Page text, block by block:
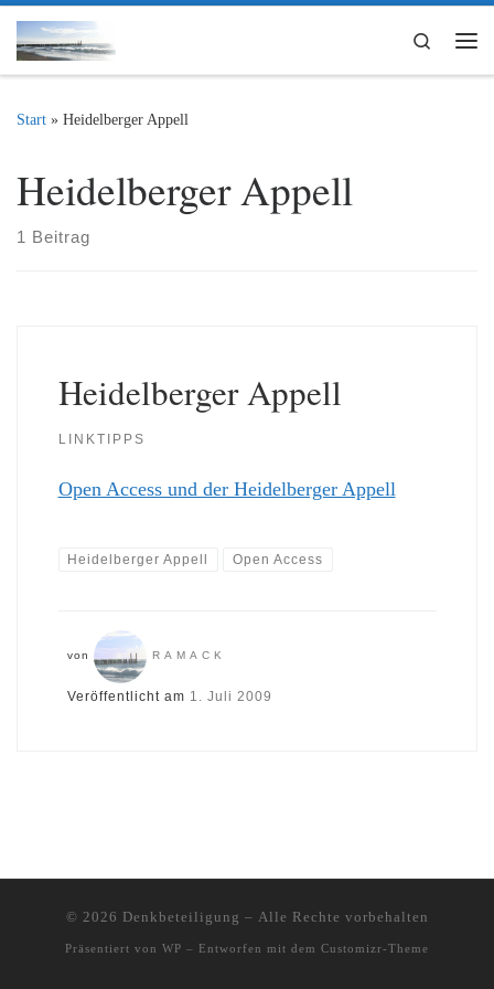
Zum Inhalt springen
Search
Start » Heidelberger Appell
Heidelberger Appell
1 Beitrag
Heidelberger Appell
LINKTIPPS
Open Access und der Heidelberger Appell
Heidelberger Appell Open Access
von RAMACK
Veröffentlicht am 1. Juli 2009
© 2026 Denkbeteiligung – Alle Rechte vorbehalten
Präsentiert von WP – Entworfen mit dem Customizr-Theme